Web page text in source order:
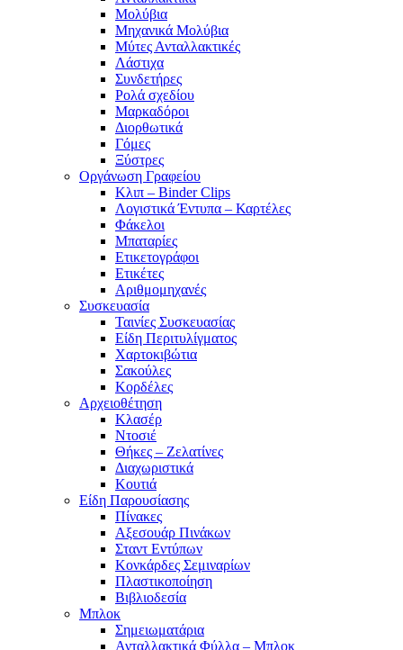
Μολύβια
Μηχανικά Μολύβια
Μύτες Ανταλλακτικές
Λάστιχα
Συνδετήρες
Ρολά σχεδίου
Μαρκαδόροι
Διορθωτικά
Γόμες
Ξύστρες
Οργάνωση Γραφείου
Κλιπ – Binder Clips
Λογιστικά Έντυπα – Καρτέλες
Φάκελοι
Μπαταρίες
Ετικετογράφοι
Ετικέτες
Αριθμομηχανές
Συσκευασία
Ταινίες Συσκευασίας
Είδη Περιτυλίγματος
Χαρτοκιβώτια
Σακούλες
Κορδέλες
Αρχειοθέτηση
Κλασέρ
Ντοσιέ
Θήκες – Ζελατίνες
Διαχωριστικά
Κουτιά
Είδη Παρουσίασης
Πίνακες
Αξεσουάρ Πινάκων
Σταντ Εντύπων
Κονκάρδες Σεμιναρίων
Πλαστικοποίηση
Βιβλιοδεσία
Μπλοκ
Σημειωματάρια
Ανταλλακτικά Φύλλα – Μπλοκ